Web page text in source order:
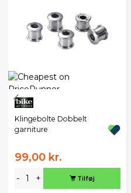
Klingebolte Dobbelt
garniture
99,00 kr.
- + Tilføj